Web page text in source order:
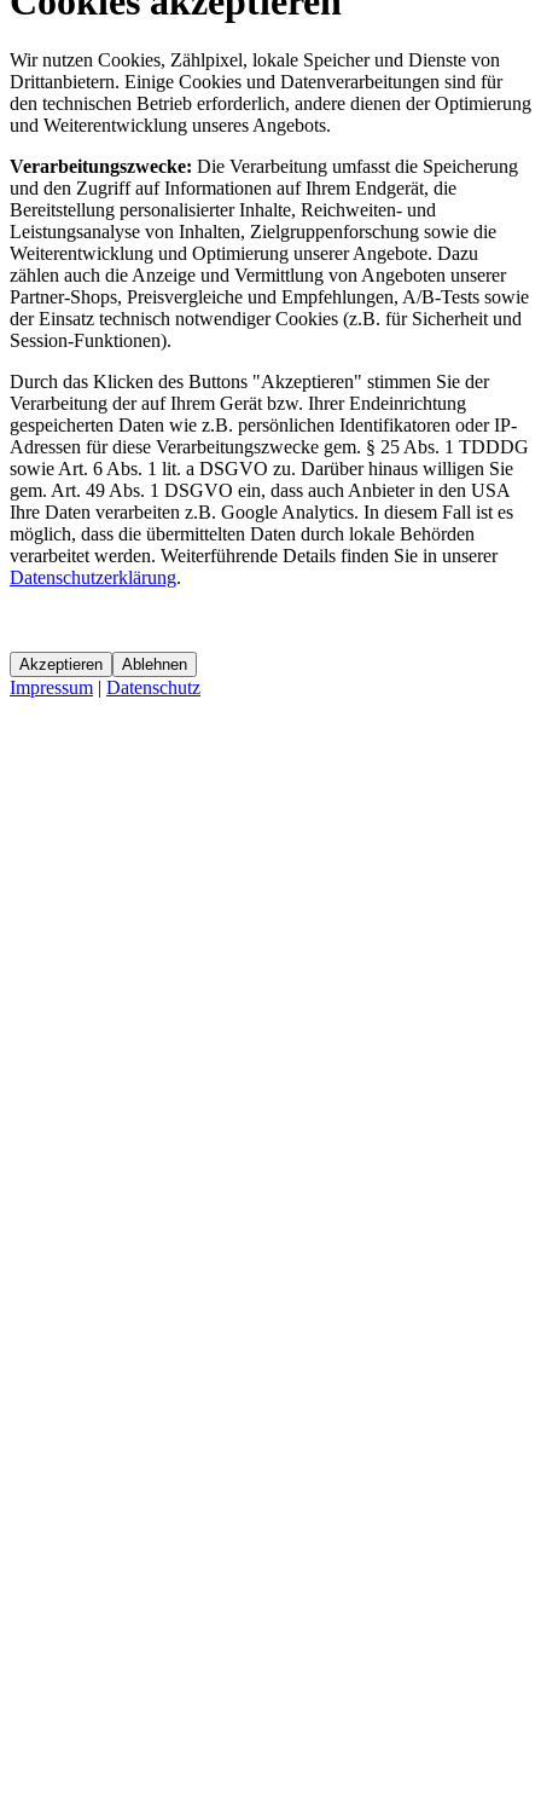
Wir nutzen Cookies, Zählpixel, lokale Speicher und Dienste von
Drittanbietern. Einige Cookies und Datenverarbeitungen sind für
den technischen Betrieb erforderlich, andere dienen der Optimierung
und Weiterentwicklung unseres Angebots.
Verarbeitungszwecke: Die Verarbeitung umfasst die Speicherung
und den Zugriff auf Informationen auf Ihrem Endgerät, die
Bereitstellung personalisierter Inhalte, Reichweiten- und
Leistungsanalyse von Inhalten, Zielgruppenforschung sowie die
Weiterentwicklung und Optimierung unserer Angebote. Dazu
zählen auch die Anzeige und Vermittlung von Angeboten unserer
Partner-Shops, Preisvergleiche und Empfehlungen, A/B-Tests sowie
der Einsatz technisch notwendiger Cookies (z.B. für Sicherheit und
Session-Funktionen).
Durch das Klicken des Buttons "Akzeptieren" stimmen Sie der
Verarbeitung der auf Ihrem Gerät bzw. Ihrer Endeinrichtung
gespeicherten Daten wie z.B. persönlichen Identifikatoren oder IP-
Adressen für diese Verarbeitungszwecke gem. § 25 Abs. 1 TDDDG
sowie Art. 6 Abs. 1 lit. a DSGVO zu. Darüber hinaus willigen Sie
gem. Art. 49 Abs. 1 DSGVO ein, dass auch Anbieter in den USA
Ihre Daten verarbeiten z.B. Google Analytics. In diesem Fall ist es
möglich, dass die übermittelten Daten durch lokale Behörden
verarbeitet werden. Weiterführende Details finden Sie in unserer
Datenschutzerklärung.
Akzeptieren Ablehnen
Impressum | Datenschutz